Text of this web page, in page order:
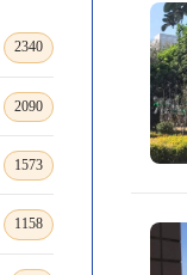
2340
2090
1573
1158